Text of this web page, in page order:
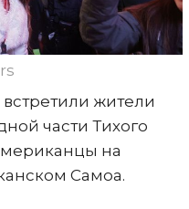
жители
части Тихого
на
Самоа.